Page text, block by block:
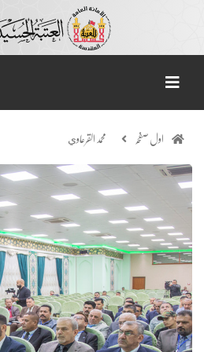
اول صفحہ محمد القرعاوي